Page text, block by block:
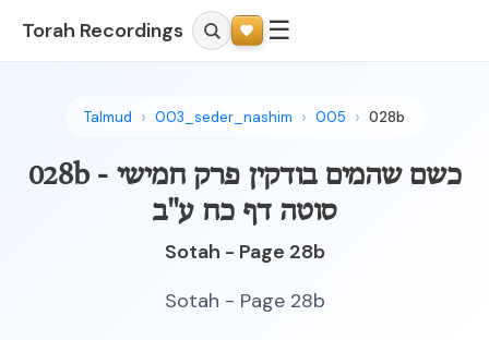
Torah Recordings ☰
Talmud 003_seder_nashim 005 028b
028b - כשם שהמים בודקין פרק חמישי
סוטה דף כח ע"ב
Sotah - Page 28b
Sotah - Page 28b